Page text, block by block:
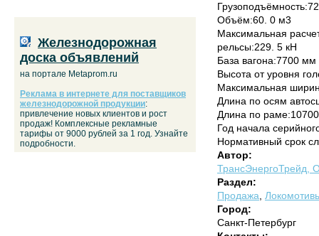
Объём:60. 0 м3
Максимальная
рельсы:229. 5 кН
База вагона:7700 мм
Высота от уровня
Максимальная
Длина по осям
Длина по
Год начала
Нормативный срок
Автор:
ТрансЭнергоТрейд,
Раздел:
Продажа
Город:
Санкт-Петербург
Железнодорожная
доска объявлений
на портале Metaprom.ru
Реклама в интернете для поставщиков
железнодорожной продукции:
привлечение новых клиентов и рост
продаж! Комплексные рекламные
тарифы от 9000 рублей за 1 год. Узнайте
подробности.